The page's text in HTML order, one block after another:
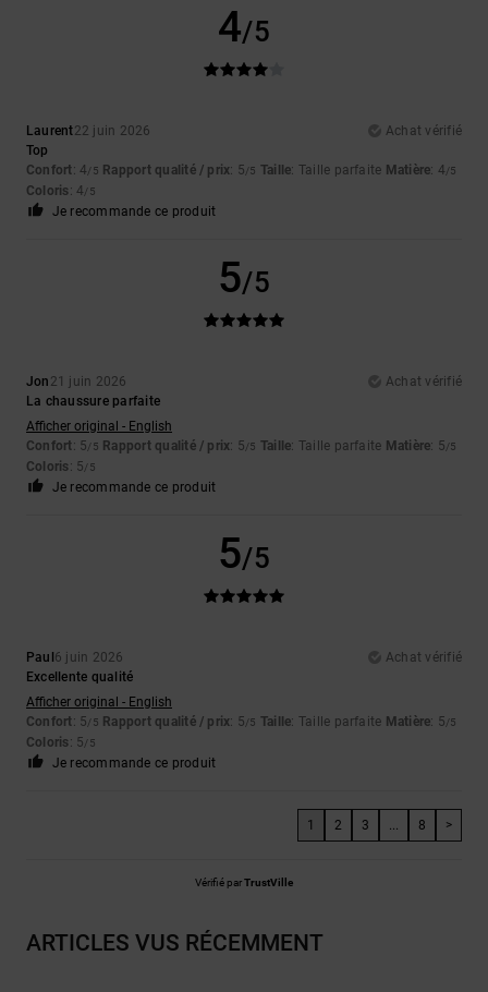
4/5
Laurent22 juin 2026
Achat vérifié
Top
Confort: 4/5 Rapport qualité / prix: 5/5 Taille: Taille parfaite Matière: 4/5
Coloris: 4/5
Je recommande ce produit
5/5
Jon 21 juin 2026
Achat vérifié
La chaussure parfaite
Afficher original - English
Confort: 5/5 Rapport qualité / prix: 5/5 Taille: Taille parfaite Matière: 5/5
Coloris: 5/5
Je recommande ce produit
5/5
Paul6 juin 2026
Achat vérifié
Excellente qualité
Afficher original - English
Confort: 5/5 Rapport qualité / prix: 5/5 Taille: Taille parfaite Matière: 5/5
Coloris: 5/5
Je recommande ce produit
1 2 3 8 >
Vérifié parTrustVille
ARTICLES VUS RÉCEMMENT